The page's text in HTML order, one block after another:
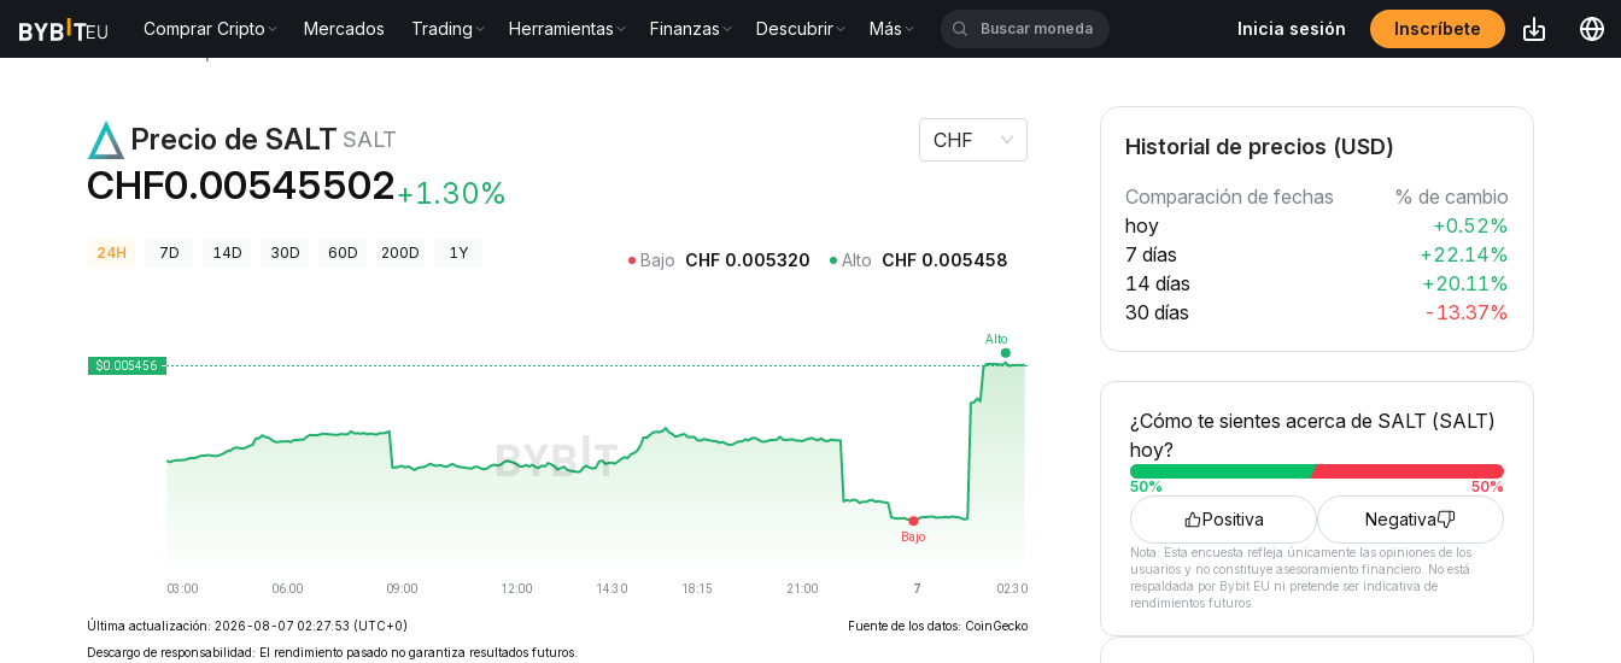
Comprar Cripto Mercados Trading Herramientas Finanzas Descubrir Más Inicia sesión Inscríbete
Precio de SALT SALT
CHF0.00545502+1.30%
CHF
24H 7D 14D 30D 60D 200D 1Y Bajo CHF 0.005320 Alto CHF 0.005458
Última actualización: 2026-08-07 02:27:53 (UTC+0)
Fuente de los datos: CoinGecko
Descargo de responsabilidad: El rendimiento pasado no garantiza resultados futuros.
Historial de precios (USD)
Comparación de fechas
% de cambio
hoy
+0.52%
7 días
+22.14%
14 días
+20.11%
30 días
-13.37%
¿Cómo te sientes acerca de SALT (SALT)
hoy?
50% 50%
Positiva Negativa
Nota: Esta encuesta refleja únicamente las opiniones de los
usuarios y no constituye asesoramiento financiero. No está
respaldada por Bybit EU ni pretende ser indicativa de
rendimientos futuros.